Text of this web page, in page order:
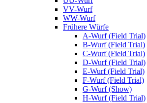
VV-Wurf
WW-Wurf
Frühere Würfe
A-Wurf (Field Trial)
B-Wurf (Field Trial)
C-Wurf (Field Trial)
D-Wurf (Field Trial)
E-Wurf (Field Trial)
F-Wurf (Field Trial)
G-Wurf (Show)
H-Wurf (Field Trial)